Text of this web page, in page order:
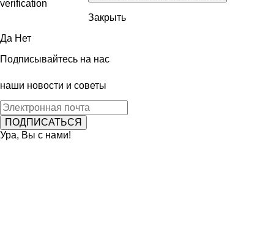
Закрыть
Да Нет
Подписывайтесь на нас
наши новости и советы
Ура, Вы с нами!